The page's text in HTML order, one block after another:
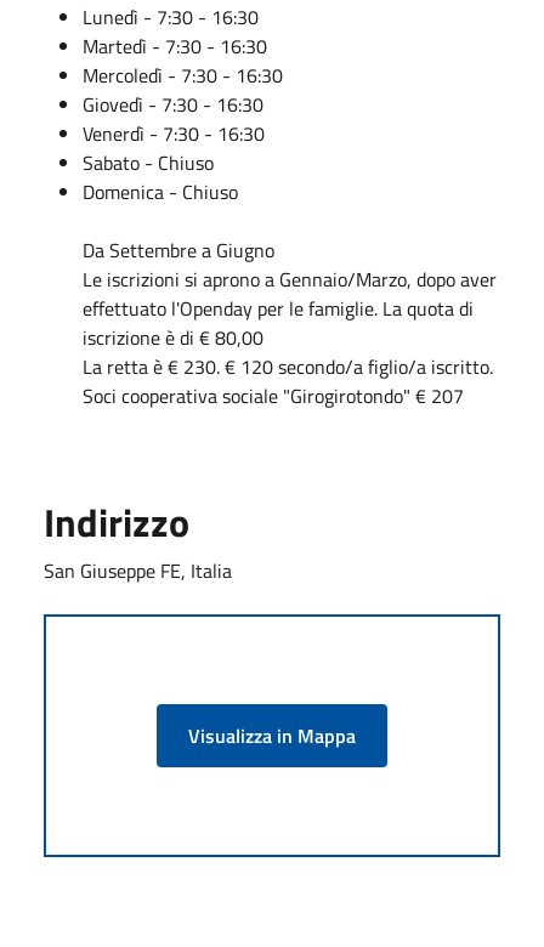
Lunedì - 7:30 - 16:30
Martedì - 7:30 - 16:30
Mercoledì - 7:30 - 16:30
Giovedì - 7:30 - 16:30
Venerdì - 7:30 - 16:30
Sabato - Chiuso
Domenica - Chiuso
Da Settembre a Giugno
Le iscrizioni si aprono a Gennaio/Marzo, dopo aver
effettuato l'Openday per le famiglie. La quota di
iscrizione è di € 80,00
La retta è € 230. € 120 secondo/a figlio/a iscritto.
Soci cooperativa sociale "Girogirotondo" € 207
Indirizzo
San Giuseppe FE, Italia
Visualizza in Mappa